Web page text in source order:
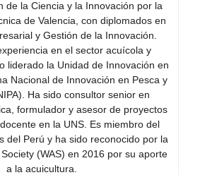
de la Ciencia y la Innovación por la
de Valencia, con diplomados en
y Gestión de la Innovación.
en el sector acuícola y
liderado la Unidad de Innovación en
Nacional de Innovación en Pesca y
Ha sido consultor senior en
formulador y asesor de proyectos
en la UNS. Es miembro del
del Perú y ha sido reconocido por la
(WAS) en 2016 por su aporte
a la acuicultura.